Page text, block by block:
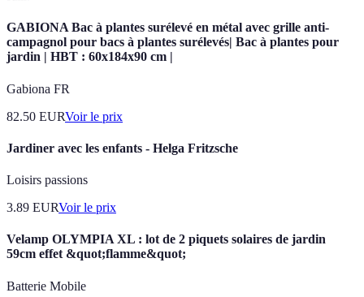
GABIONA Bac à plantes surélevé en métal avec grille anti-
campagnol pour bacs à plantes surélevés| Bac à plantes pour
jardin | HBT : 60x184x90 cm |
Gabiona FR
82.50 EURVoir le prix
Jardiner avec les enfants - Helga Fritzsche
Loisirs passions
3.89 EURVoir le prix
Velamp OLYMPIA XL : lot de 2 piquets solaires de jardin
59cm effet &quot;flamme&quot;
Batterie Mobile